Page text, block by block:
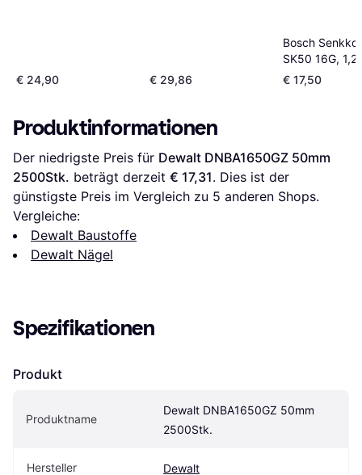
€ 24,90 € 29,86
Bosch
SK50 16G, 1,2
16mm,
(2608200511)
€ 17,50
Produktinformationen
Der niedrigste Preis für Dewalt DNBA1650GZ 50mm
2500Stk. beträgt derzeit € 17,31. Dies ist der
günstigste Preis im Vergleich zu 5 anderen Shops.
Vergleiche:
Dewalt Baustoffe
Dewalt Nägel
Spezifikationen
Produkt
Produktname
Dewalt DNBA1650GZ 50mm
2500Stk.
Hersteller Dewalt